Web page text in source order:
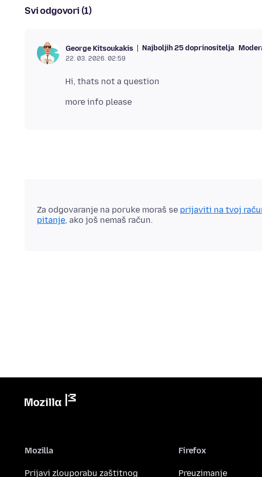
Svi odgovori (1)
George Kitsoukakis Najboljih 25 doprinositelja
22. 03. 2026. 02:59
Za odgovaranje na poruke moraš se prijaviti na tvoj
pitanje, ako još nemaš račun.
Mozilla
Prijavi zlouporabu zaštitnog
Firefox
Preuzimanje